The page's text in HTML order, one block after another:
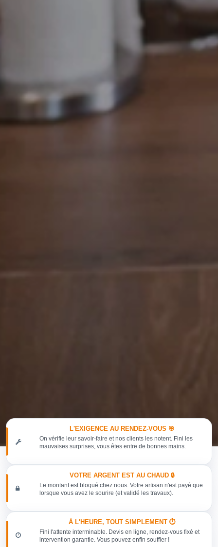
L'EXIGENCE AU RENDEZ-VOUS 🎯
On vérifie leur savoir-faire et nos clients les notent. Fini les
mauvaises surprises, vous êtes entre de bonnes mains.
VOTRE ARGENT EST AU CHAUD 🔒
Le montant est bloqué chez nous. Votre artisan n'est payé que
lorsque vous avez le sourire (et validé les travaux).
À L'HEURE, TOUT SIMPLEMENT ⏱️
Fini l'attente interminable. Devis en ligne, rendez-vous fixé et
intervention garantie. Vous pouvez enfin souffler !